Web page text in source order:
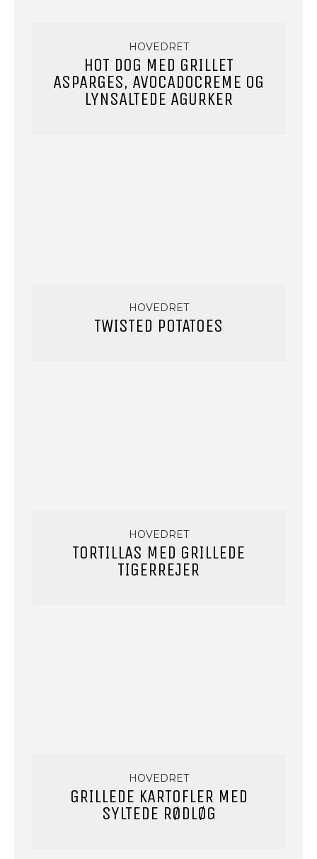
HOVEDRET
HOT DOG MED GRILLET
ASPARGES, AVOCADOCREME OG
LYNSALTEDE AGURKER
HOVEDRET
TWISTED POTATOES
HOVEDRET
TORTILLAS MED GRILLEDE
TIGERREJER
HOVEDRET
GRILLEDE KARTOFLER MED
SYLTEDE RØDLØG